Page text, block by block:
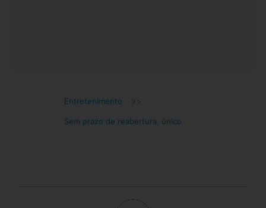
Entretenimento >>
Sem prazo de reabertura, único